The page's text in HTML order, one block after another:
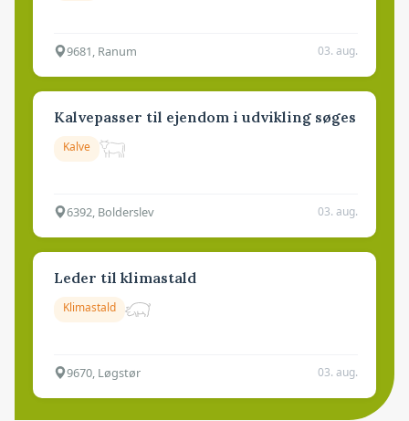
9681, Ranum 03. aug.
Kalvepasser til ejendom i udvikling søges
Kalve
6392, Bolderslev 03. aug.
Leder til klimastald
Klimastald
9670, Løgstør 03. aug.